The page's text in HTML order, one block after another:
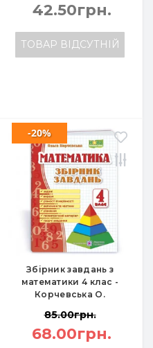
42.50грн.
ТОВАР ВІДСУТНІЙ
Збірник завдань з
математики 4 клас -
Корчевська О.
-20%
85.00грн.
68.00грн.